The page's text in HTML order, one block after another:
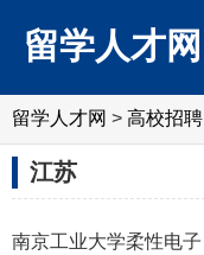
留学人才网
留学人才网 > 高校招聘
江苏